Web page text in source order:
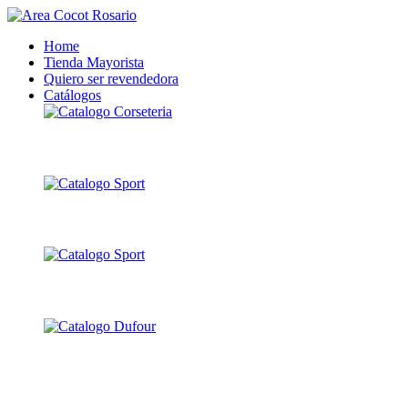
Home
Tienda Mayorista
Quiero ser revendedora
Catálogos